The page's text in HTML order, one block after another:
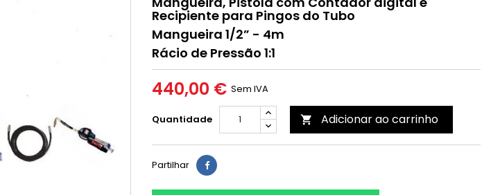
Recipiente para Pingos do Tubo
Mangueira 1/2” - 4m
Rácio de Pressão 1:1
440,00 € Sem IVA
Quantidade  Adicionar ao carrinho
Partilhar